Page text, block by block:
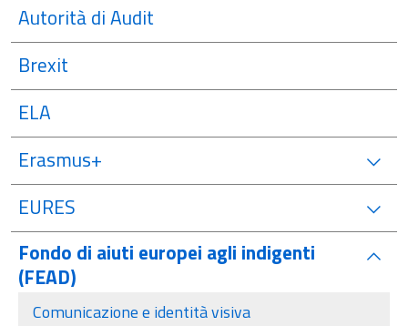
Autorità di Audit
Brexit
ELA
Erasmus+
EURES
Fondo di aiuti europei agli indigenti
(FEAD)
Comunicazione e identità visiva